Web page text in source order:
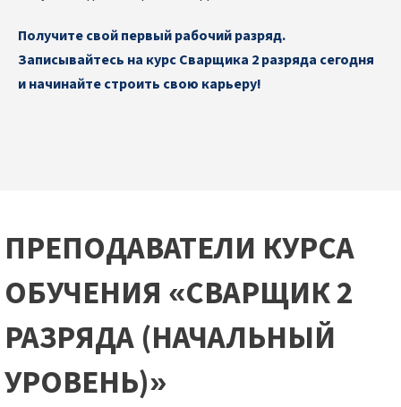
Получите свой первый рабочий разряд.
Записывайтесь на курс Сварщика 2 разряда сегодня
и начинайте строить свою карьеру!
ПРЕПОДАВАТЕЛИ КУРСА
ОБУЧЕНИЯ «СВАРЩИК 2
РАЗРЯДА (НАЧАЛЬНЫЙ
УРОВЕНЬ)»